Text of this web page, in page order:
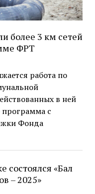
более 3 км сетей
ФРТ
работа по
в ней
с
Фонда
состоялся «Бал
– 2025»